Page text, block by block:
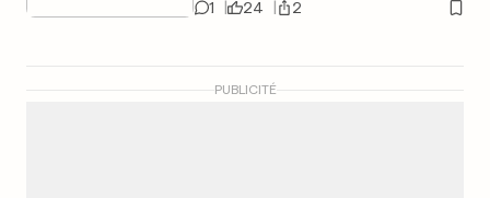
1 24 2
PUBLICITÉ